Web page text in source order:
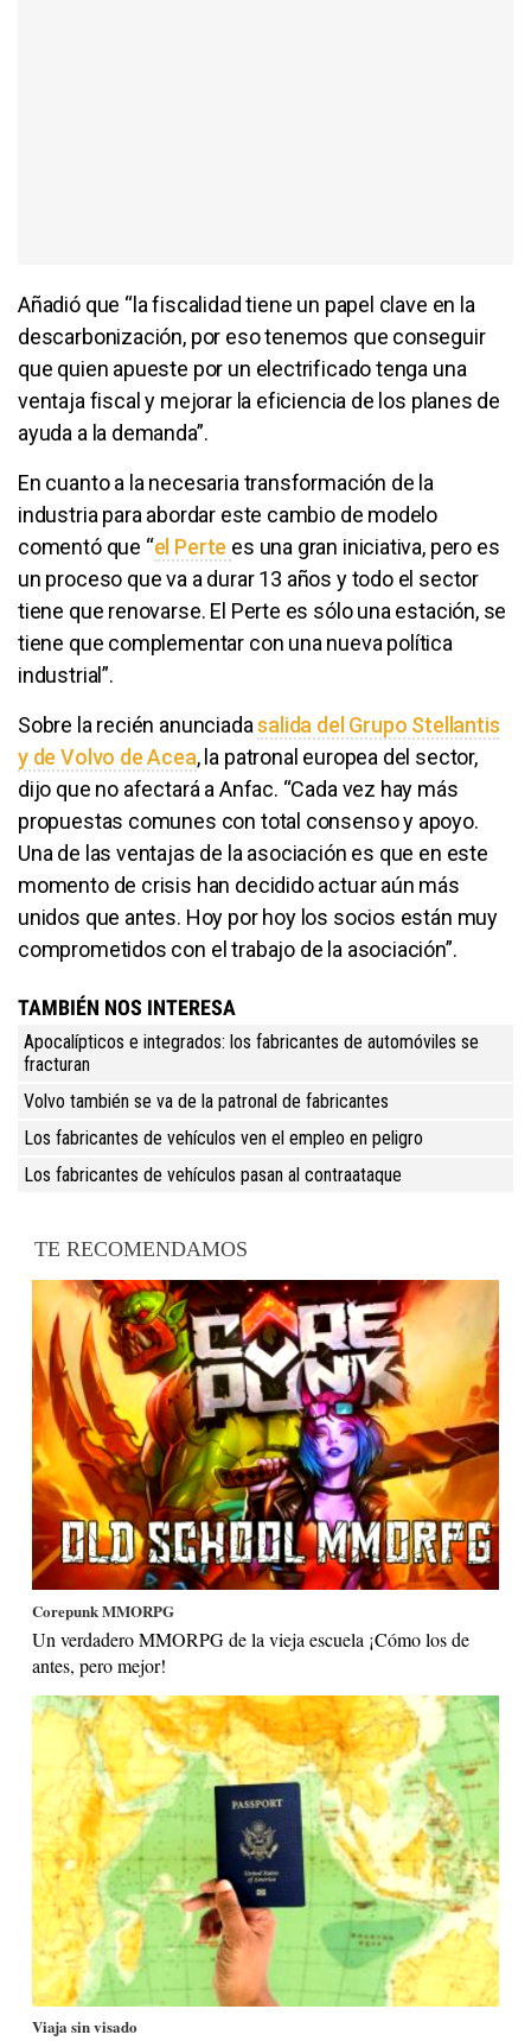
Añadió que “la fiscalidad tiene un papel clave en la
descarbonización, por eso tenemos que conseguir
que quien apueste por un electrificado tenga una
ventaja fiscal y mejorar la eficiencia de los planes de
ayuda a la demanda”.
En cuanto a la necesaria transformación de la
industria para abordar este cambio de modelo
comentó que “el Perte es una gran iniciativa, pero es
un proceso que va a durar 13 años y todo el sector
tiene que renovarse. El Perte es sólo una estación, se
tiene que complementar con una nueva política
industrial”.
Sobre la recién anunciadasalida del Grupo Stellantis
y de Volvo de Acea, la patronal europea del sector,
dijo que no afectará a Anfac. “Cada vez hay más
propuestas comunes con total consenso y apoyo.
Una de las ventajas de la asociación es que en este
momento de crisis han decidido actuar aún más
unidos que antes. Hoy por hoy los socios están muy
comprometidos con el trabajo de la asociación”.
TAMBIÉN NOS INTERESA
Apocalípticos e integrados: los fabricantes de automóviles se
fracturan
Volvo también se va de la patronal de fabricantes
Los fabricantes de vehículos ven el empleo en peligro
Los fabricantes de vehículos pasan al contraataque
TE RECOMENDAMOS
Corepunk MMORPG
Un verdadero MMORPG de la vieja escuela ¡Cómo los de
antes, pero mejor!
Viaja sin visado